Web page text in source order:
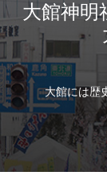
大館神明
大館には歴